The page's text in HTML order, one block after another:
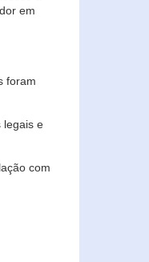
em
foram
legais e
com